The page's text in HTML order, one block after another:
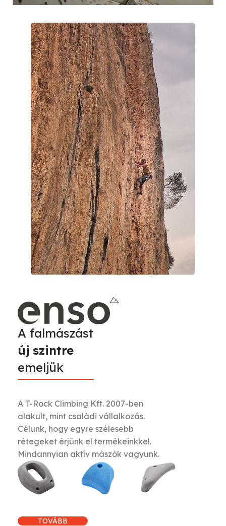
A falmászást
új szintre
emeljük
A T-Rock Climbing Kft. 2007-ben
alakult, mint családi vállalkozás.
Célunk, hogy egyre szélesebb
rétegeket érjünk el termékeinkkel.
Mindannyian aktív mászók vagyunk.
TOVÁBB